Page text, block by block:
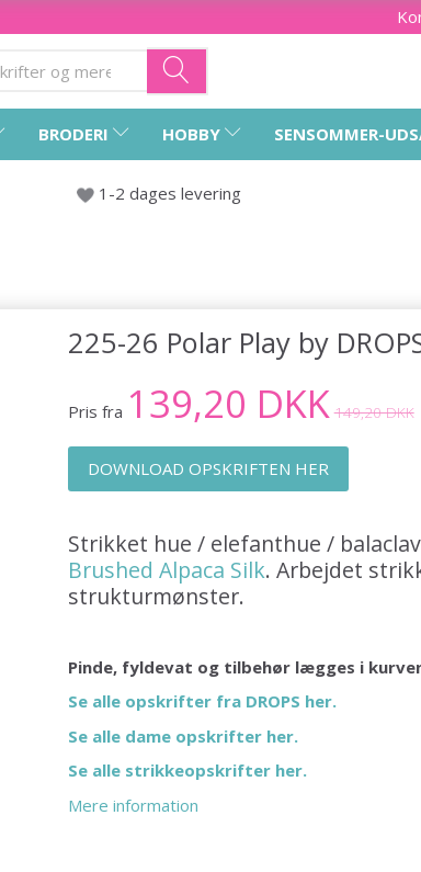
BRODERI HOBBY SENSOMMER-
1-2 dages levering
225-26 Polar Play by
Pris fra 139,20 DKK 149,20 DKK
DOWNLOAD OPSKRIFTEN HER
Strikket hue / elefanthue /
Brushed Alpaca Silk. Arbejdet
strukturmønster.
Pinde, fyldevat og tilbehør lægges i
Se alle opskrifter fra DROPS her.
Se alle dame opskrifter her.
Se alle strikkeopskrifter her.
Mere information